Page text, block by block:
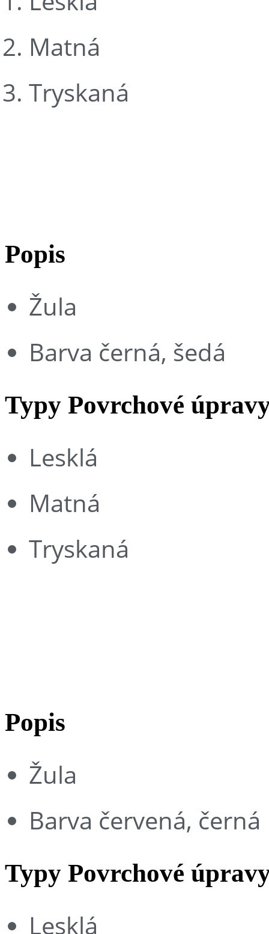
Matná
Tryskaná
Popis
Žula
Barva černá, šedá
Typy Povrchové
Lesklá
Matná
Tryskaná
Popis
Žula
Barva červená, černá
Typy Povrchové
Lesklá